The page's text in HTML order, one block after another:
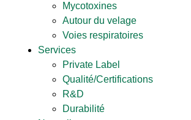
Mycotoxines
Autour du velage
Voies respiratoires
Services
Private Label
Qualité/Certifications
R&D
Durabilité